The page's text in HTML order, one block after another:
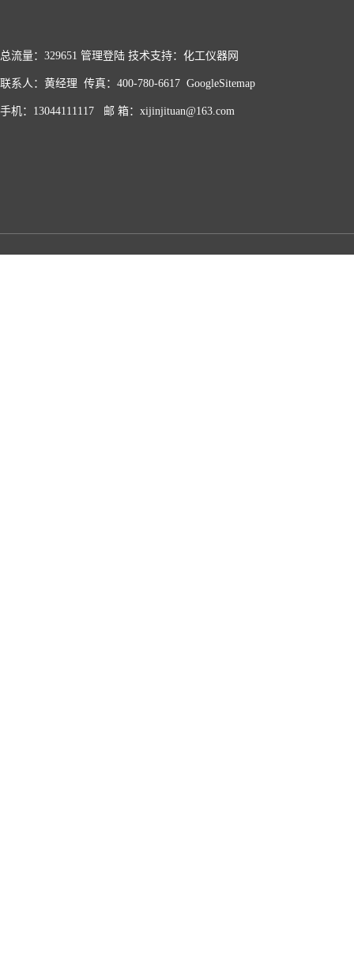
总流量：329651 管理登陆 技术支持：化工仪器网
联系人：黄经理 传真：400-780-6617 GoogleSitemap
手机：13044111117 邮 箱：xijinjituan@163.com